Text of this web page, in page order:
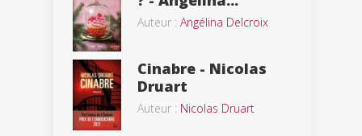
Auteur : Angélina Delcroix
Cinabre - Nicolas
Druart
Auteur : Nicolas Druart